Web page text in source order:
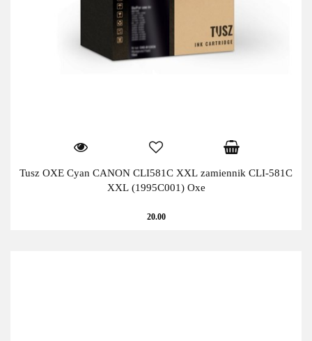
Tusz OXE Cyan CANON CLI581C XXL zamiennik CLI-581C
XXL (1995C001) Oxe
20.00